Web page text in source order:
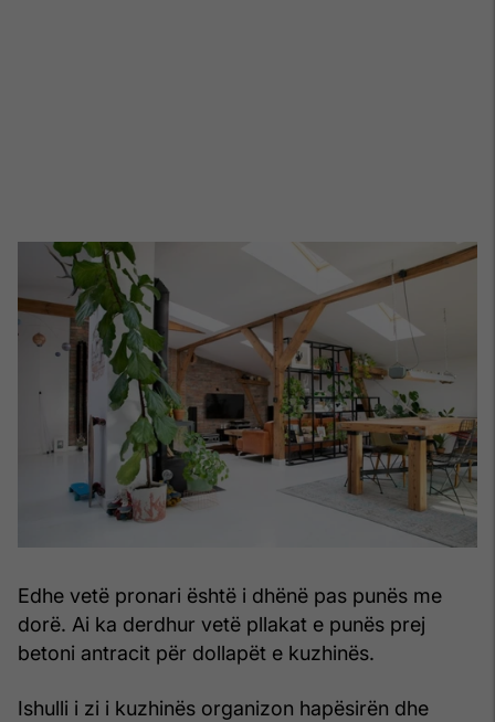
Edhe vetë pronari është i dhënë pas punës me
dorë. Ai ka derdhur vetë pllakat e punës prej
betoni antracit për dollapët e kuzhinës.
Ishulli i zi i kuzhinës organizon hapësirën dhe